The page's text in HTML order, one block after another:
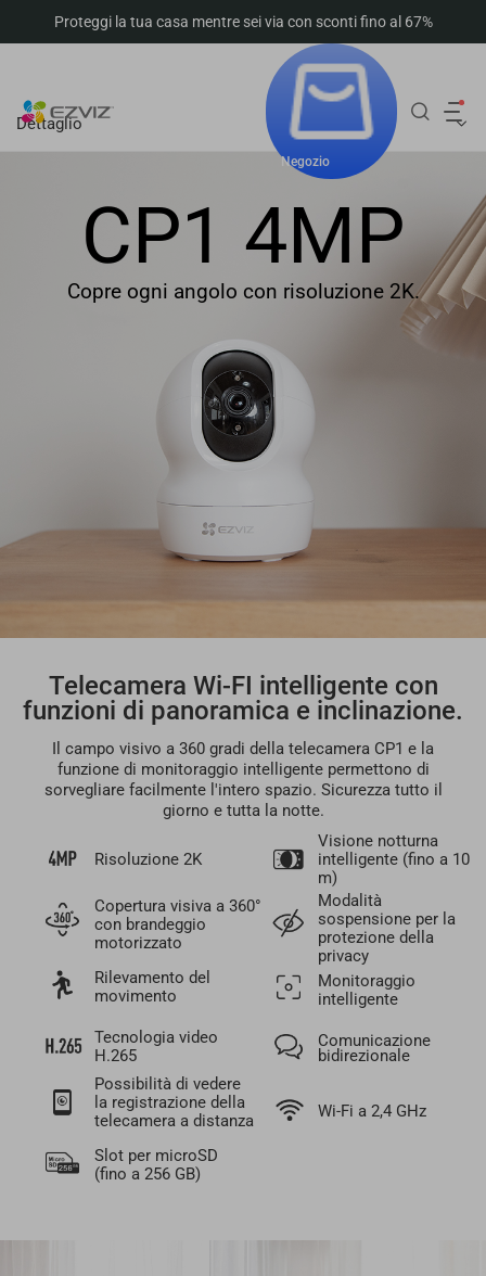
Proteggi la tua casa mentre sei via con sconti fino al 67%
Negozio
Dettaglio
CP1 4MP
Copre ogni angolo con risoluzione 2K.
Telecamera Wi-FI intelligente con
funzioni di panoramica e inclinazione.
Risoluzione 2K
Modalità
sospensione per la
protezione della
privacy
Copertura visiva a 360°
con brandeggio
motorizzato
Comunicazione
bidirezionale
Visione notturna
intelligente (fino a 10
m)
Tecnologia video
H.265
Rilevamento del
movimento
Monitoraggio
intelligente
Wi-Fi a 2,4 GHz
Slot per microSD
(fino a 256 GB)
Possibilità di vedere
la registrazione della
telecamera a distanza
Il campo visivo a 360 gradi della telecamera CP1 e la
funzione di monitoraggio intelligente permettono di
sorvegliare facilmente l'intero spazio. Sicurezza tutto il
giorno e tutta la notte.